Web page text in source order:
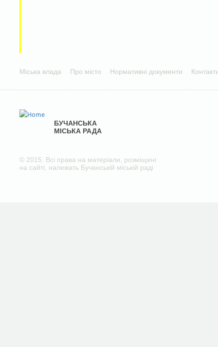
Міська влада Про місто Нормативні документи
БУЧАНСЬКА
МІСЬКА РАДА
© 2015. Всі права на матеріали, розміщені
на сайті, належать Бучанській міській раді